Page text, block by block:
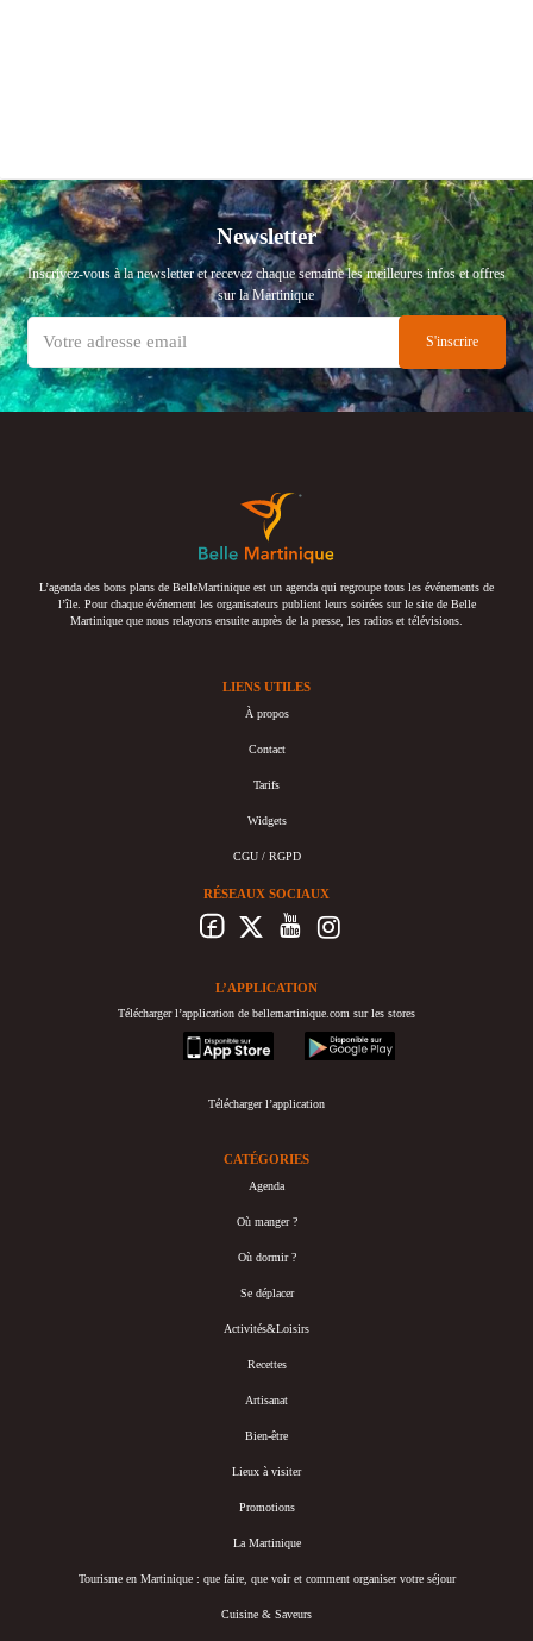
Newsletter
Inscrivez-vous à la newsletter et recevez chaque semaine les meilleures infos et offres
sur la Martinique
L’agenda des bons plans de BelleMartinique est un agenda qui regroupe tous les événements de
l’île. Pour chaque événement les organisateurs publient leurs soirées sur le site de Belle
Martinique que nous relayons ensuite auprès de la presse, les radios et télévisions.
LIENS UTILES
À propos
Contact
Tarifs
Widgets
CGU / RGPD
RÉSEAUX SOCIAUX
L’APPLICATION
Télécharger l’application de bellemartinique.com sur les stores
appstore
googleplay
Télécharger l’application
CATÉGORIES
Agenda
Où manger ?
Où dormir ?
Se déplacer
Activités&Loisirs
Recettes
Artisanat
Bien-être
Lieux à visiter
Promotions
La Martinique
Tourisme en Martinique : que faire, que voir et comment organiser votre séjour
Cuisine & Saveurs